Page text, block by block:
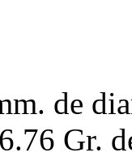
de
6.76 Gr.